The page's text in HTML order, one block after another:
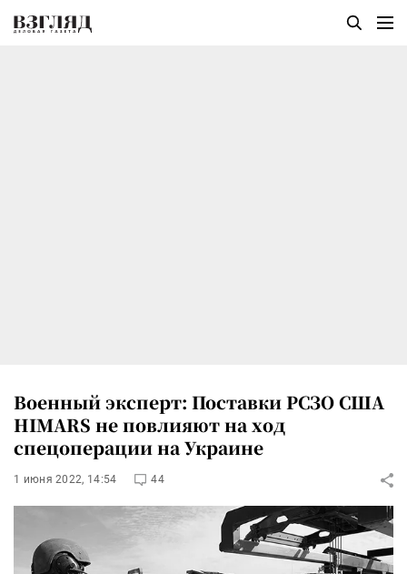
Военный эксперт: Поставки РСЗО США
HIMARS не повлияют на ход
спецоперации на Украине
1 июня 2022, 14:54 44